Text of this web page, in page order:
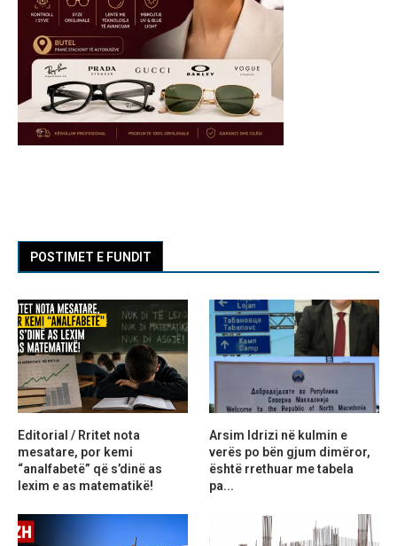
POSTIMET E FUNDIT
Editorial / Rritet nota
mesatare, por kemi
“analfabetë” që s’dinë as
lexim e as matematikë!
Arsim Idrizi në kulmin e
verës po bën gjum dimëror,
është rrethuar me tabela
pa...